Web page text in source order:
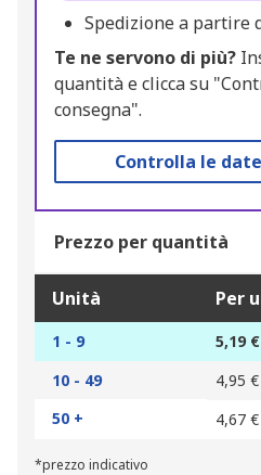
Spedizione a partire
Te ne servono di più?
quantità e clicca su
consegna".
Controlla le
Prezzo per quantità
Unità Per
1 - 9
5,19 €
10 - 49
4,95 €
50 +
4,67 €
*prezzo indicativo